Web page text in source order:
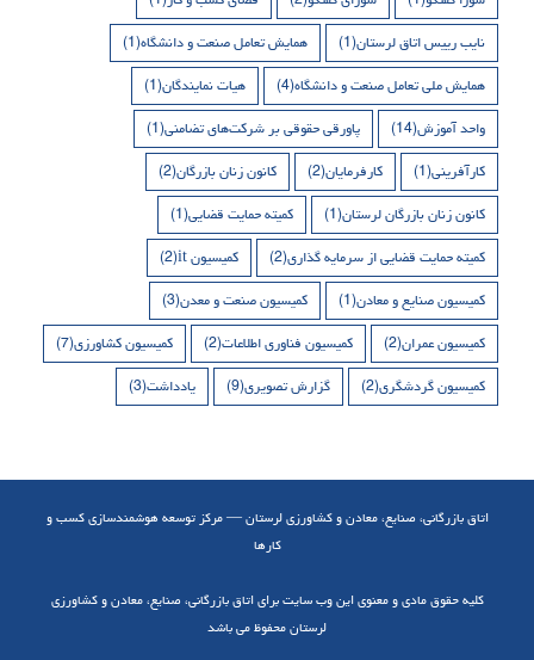
نایب رییس اتاق لرستان(1) همایش تعامل صنعت و دانشگاه(1)
همایش ملی تعامل صنعت و دانشگاه(4) هیات نمایندگان(1)
واحد آموزش(14) پاورقی حقوقی بر شرکت‌های تضامنی(1)
کارآفرینی(1) کارفرمایان(2) کانون زنان بازرگان(2)
کانون زنان بازرگان لرستان(1) کمیته حمایت قضایی(1)
کمیته حمایت قضایی از سرمایه گذاری(2) کمیسیون it (2)
کمیسیون صنایع و معادن(1) کمیسیون صنعت و معدن(3)
کمیسیون عمران(2) کمیسیون فناوری اطلاعات(2) کمیسیون کشاورزی(7)
کمیسیون گردشگری(2) گزارش تصویری(9) یادداشت(3)
اتاق بازرگانی، صنایع، معادن و کشاورزی لرستان — مرکز توسعه هوشمندسازی کسب و
کارها
کلیه حقوق مادی و معنوی این وب سایت برای اتاق بازرگانی، صنایع، معادن و کشاورزی
لرستان محفوظ می باشد